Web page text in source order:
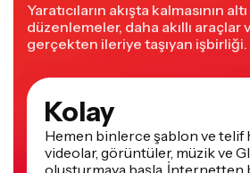
Yaratıcıların akışta kalmasının
düzenlemeler, daha akıllı araçlar
gerçekten ileriye taşıyan işbirliği.
Kolay
Hemen binlerce şablon ve telif
videolar, görüntüler, müzik ve